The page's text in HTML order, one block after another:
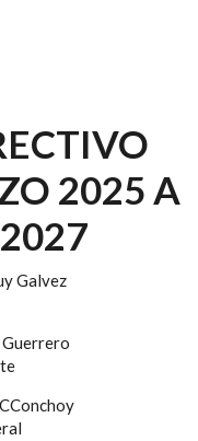
2025 A
Galvez
Guerrero